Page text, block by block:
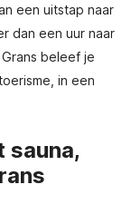
een uitstap naar
dan een uur naar
beleef je
in een
sauna,